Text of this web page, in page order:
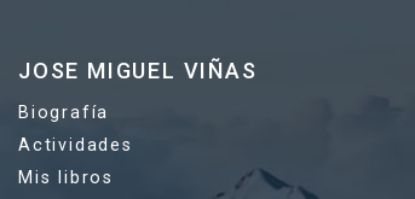
JOSE MIGUEL VIÑAS
Biografía
Actividades
Mis libros